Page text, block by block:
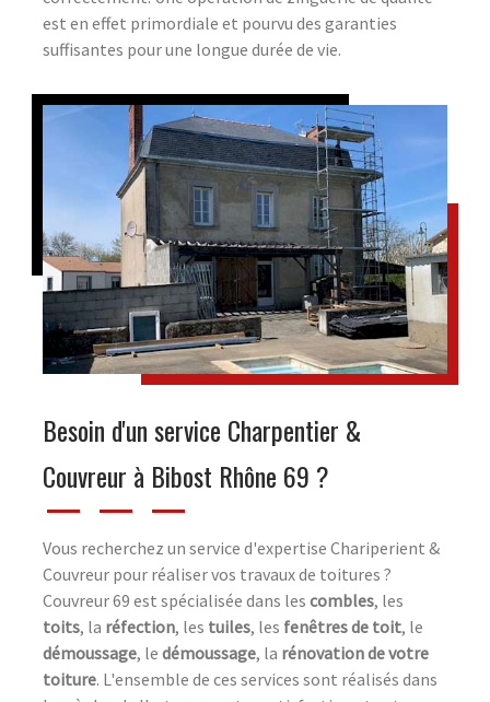
est en effet primordiale et pourvu des garanties
suffisantes pour une longue durée de vie.
Besoin d'un service Charpentier &
Couvreur à Bibost Rhône 69 ?
Vous recherchez un service d'expertise Chariperient &
Couvreur pour réaliser vos travaux de toitures ?
Couvreur 69 est spécialisée dans les combles, les
toits, la réfection, les tuiles, les fenêtres de toit, le
démoussage, le démoussage, la rénovation de votre
toiture. L'ensemble de ces services sont réalisés dans